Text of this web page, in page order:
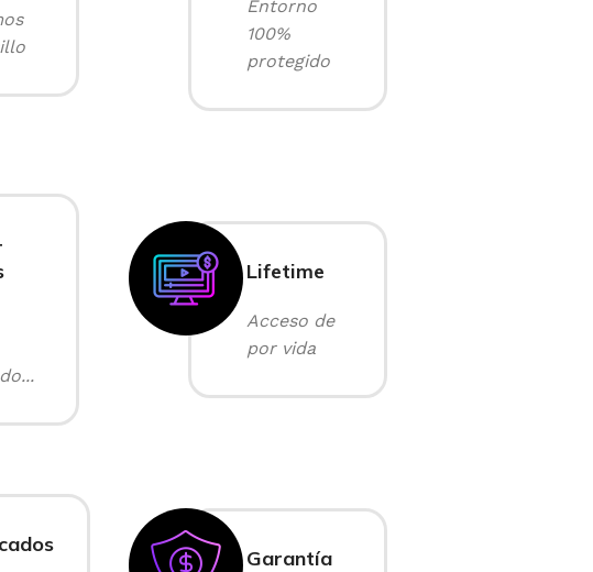
Entorno
100%
protegido
Lifetime
Acceso de
por vida
Garantía